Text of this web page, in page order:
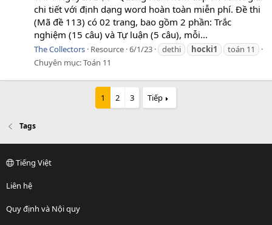
chi tiết với định dạng word hoàn toàn miễn phí. Đề thi
(Mã đề 113) có 02 trang, bao gồm 2 phần: Trắc
nghiệm (15 câu) và Tự luận (5 câu), mỗi...
The Collectors Resource 6/1/23 dethi hocki1
toán 11
Chuyên mục:Toán 11
1 2 3 Tiếp
Tags
Tiếng Việt
Liên hệ
Quy định và Nội quy